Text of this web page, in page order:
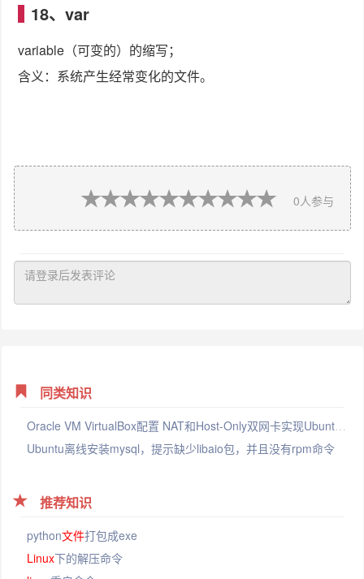
18、var
variable（可变的）的缩写；
含义：系统产生经常变化的文件。
0人参与
同类知识
Oracle VM VirtualBox配置 NAT和Host-Only双网卡实现Ubuntu与宿主机互相通信和外网访问
Ubuntu离线安装mysql，提示缺少libaio包，并且没有rpm命令
推荐知识
python文件打包成exe
Linux下的解压命令